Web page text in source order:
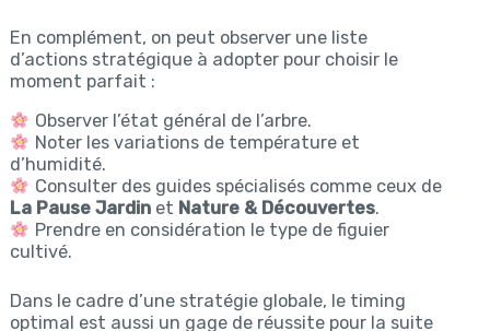
En complément, on peut observer une liste
d’actions stratégique à adopter pour choisir le
moment parfait :
Observer l’état général de l’arbre.
Noter les variations de température et
d’humidité.
Consulter des guides spécialisés comme ceux de
La Pause Jardinet Nature & Découvertes.
Prendre en considération le type de figuier
cultivé.
Dans le cadre d’une stratégie globale, le timing
optimal est aussi un gage de réussite pour la suite